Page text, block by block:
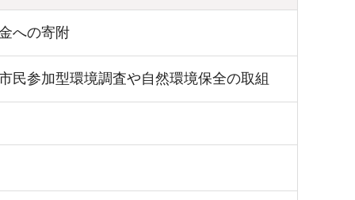
への寄附
民参加型環境調査や自然環境保全の取組